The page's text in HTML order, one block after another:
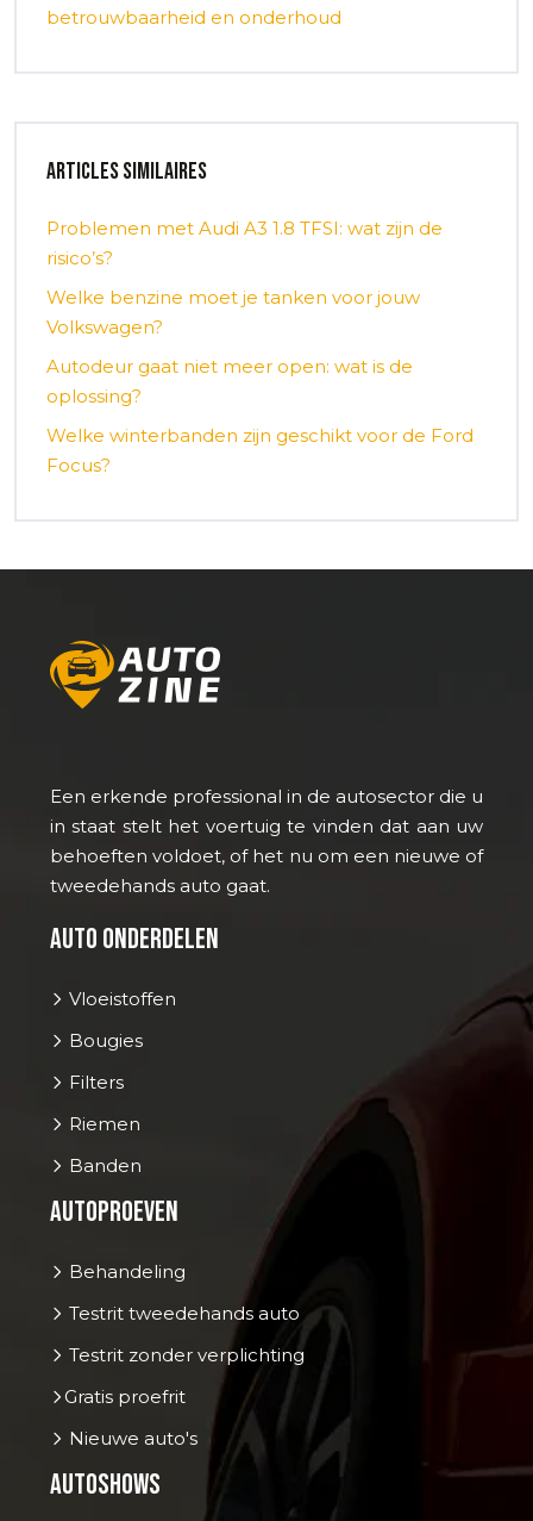
betrouwbaarheid en onderhoud
Articles similaires
Problemen met Audi A3 1.8 TFSI: wat zijn de
risico’s?
Welke benzine moet je tanken voor jouw
Volkswagen?
Autodeur gaat niet meer open: wat is de
oplossing?
Welke winterbanden zijn geschikt voor de Ford
Focus?
Een erkende professional in de autosector die u
in staat stelt het voertuig te vinden dat aan uw
behoeften voldoet, of het nu om een nieuwe of
tweedehands auto gaat.
Auto onderdelen
Vloeistoffen
Bougies
Filters
Riemen
Banden
Autoproeven
Behandeling
Testrit tweedehands auto
Testrit zonder verplichting
Gratis proefrit
Nieuwe auto's
Autoshows